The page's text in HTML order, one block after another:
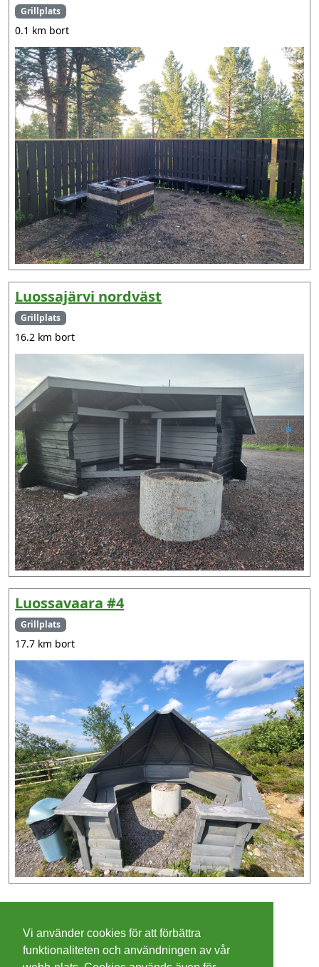
Grillplats
0.1 km bort
Luossajärvi nordväst
Grillplats
16.2 km bort
Luossavaara #4
Grillplats
17.7 km bort
Cookies
Vi använder cookies för att förbättra
funktionaliteten och användningen av vår